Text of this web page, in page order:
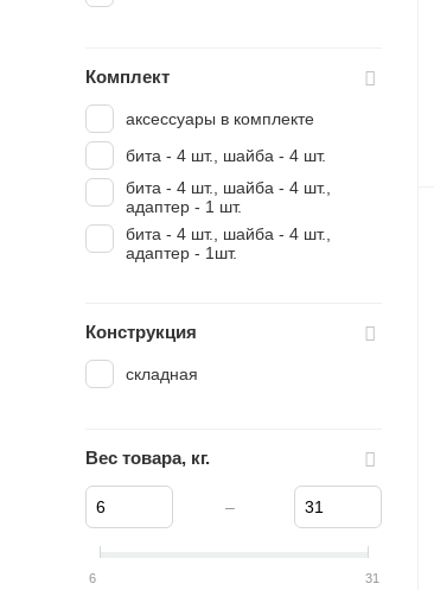
Комплект
аксессуары в комплекте
бита - 4 шт., шайба - 4 шт.
бита - 4 шт., шайба - 4 шт.,
адаптер - 1 шт.
бита - 4 шт., шайба - 4 шт.,
адаптер - 1шт.
Конструкция
складная
Вес товара, кг.
–
6 31